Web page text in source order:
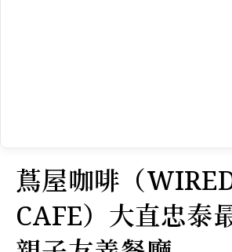
蔦屋咖啡（
CAFE）大直忠泰